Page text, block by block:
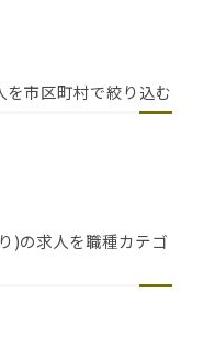
市区町村で絞り込む
)の求人を職種カテゴ